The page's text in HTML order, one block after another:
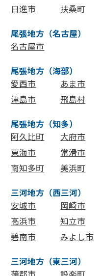
日進市
扶桑町
尾張地方（名古屋）
名古屋市
尾張地方（海部）
愛西市
あま市
津島市
飛島村
尾張地方（知多）
阿久比町
大府市
東海市
常滑市
南知多町
美浜町
三河地方（西三河）
安城市
岡崎市
高浜市
知立市
碧南市
みよし市
三河地方（東三河）